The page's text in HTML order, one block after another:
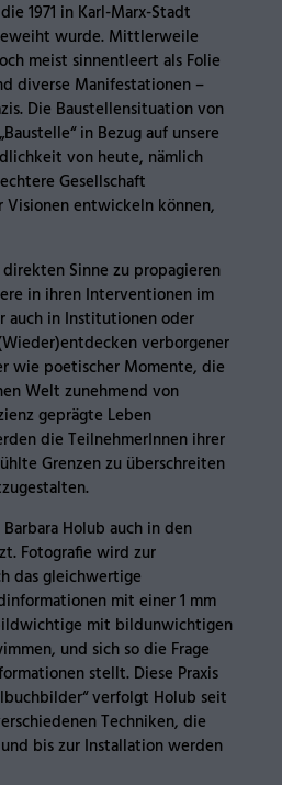
1971 in Karl-Marx-Stadt
wurde. Mittlerweile
meist sinnentleert als Folie
diverse Manifestationen –
Die Baustellensituation von
in Bezug auf unsere
von heute, nämlich
Gesellschaft
Visionen entwickeln können,
Sinne zu propagieren
in ihren Interventionen im
auch in Institutionen oder
verborgener
wie poetischer Momente, die
Welt zunehmend von
geprägte Leben
die TeilnehmerInnen ihrer
Grenzen zu überschreiten
Holub auch in den
Fotografie wird zur
das gleichwertige
mit einer 1 mm
mit bildunwichtigen
und sich so die Frage
stellt. Diese Praxis
verfolgt Holub seit
Techniken, die
bis zur Installation werden